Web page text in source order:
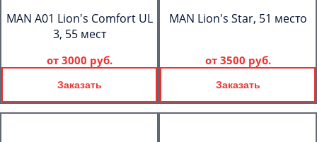
MAN A01 Lion's Comfort UL
3, 55 мест
от 3000 руб.
Заказать
MAN Lion's Star, 51 место
от 3500 руб.
Заказать